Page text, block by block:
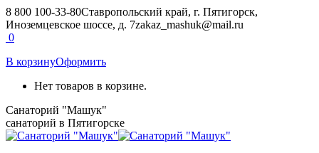
Перейти
к
содержанию
8 800 100-33-80Ставропольский край, г. Пятигорск,
Иноземцевское шоссе, д. 7zakaz_mashuk@mail.ru
Страница
открывается
новом
Страница
открывается
новом
0
В корзинуОформить
Нет товаров в корзине.
Санаторий "Машук"
санаторий в Пятигорске